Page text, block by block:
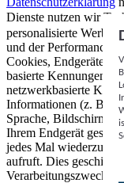
Dienste nutzen wir
personalisierte
und der Performance
Cookies, Endgeräte-
basierte Kennungen,
netzwerkbasierte
Informationen (z. B.
Sprache,
Ihrem Endgerät
jedes Mal
aufruft. Dies geschieht
Verarbeitungszwecke.